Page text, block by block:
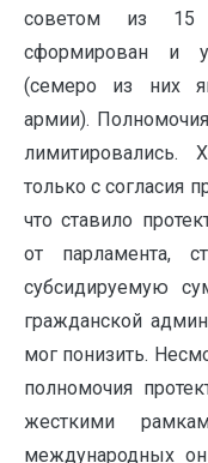
советом из 15
сформирован и
(семеро из них
армии).
лимитировались.
только с согласия
что ставило
от парламента,
субсидируемую
гражданской
мог понизить.
полномочия
жесткими
международных